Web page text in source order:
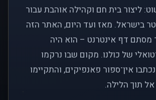
ליצור בית חם וקהילה אוהבת עבור
בישראל. מאז ועד היום, האתר הזה
מסתם דף אינטרנט – הוא היה
של כולנו. מקום שבו נרקמו
אין־ספור פאנפיקים, והתקיימו
אל תוך הלילה.